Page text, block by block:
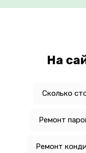
На
Сколько
Ремонт
Ремонт